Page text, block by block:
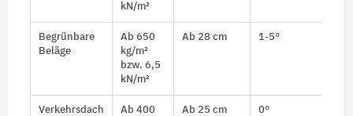
kN/m²
Begrünbare
Beläge
Ab 650
kg/m²
bzw. 6,5
kN/m²
Ab 28 cm 1-5°
Verkehrsdach
Ab 400
Ab 25 cm 0°